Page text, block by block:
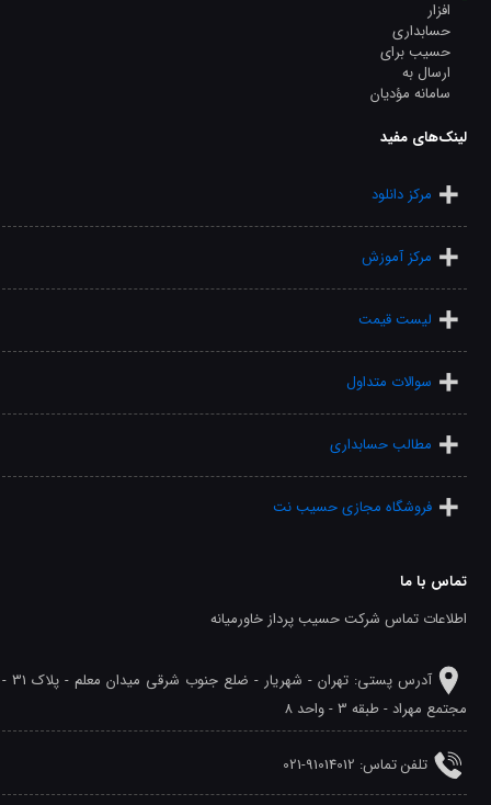
لینک‌های مفید
مرکز دانلود
مرکز آموزش
لیست قیمت
سوالات متداول
مطالب حسابداری
فروشگاه مجازی حسیب نت
تماس با ما
اطلاعات تماس شرکت حسیب پرداز خاورمیانه
آدرس پستی: تهران - شهريار - ضلع جنوب شرقی میدان معلم - پلاک 31 -
مجتمع مهراد - طبقه 3 - واحد 8
تلفن‌ تماس: 91014012-021